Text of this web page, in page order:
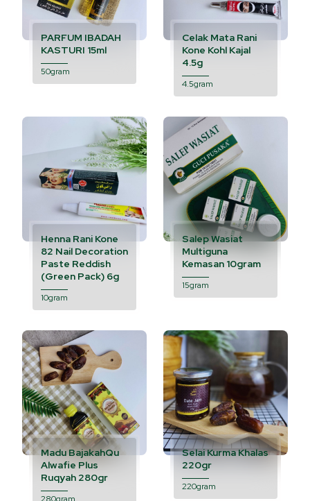
PARFUM IBADAH
KASTURI 15ml
50gram
Celak Mata Rani
Kone Kohl Kajal
4.5g
4.5gram
Henna Rani Kone
82 Nail Decoration
Paste Reddish
(Green Pack) 6g
10gram
Salep Wasiat
Multiguna
Kemasan 10gram
15gram
Madu BajakahQu
Alwafie Plus
Ruqyah 280gr
Selai Kurma Khalas
220gr
220gram